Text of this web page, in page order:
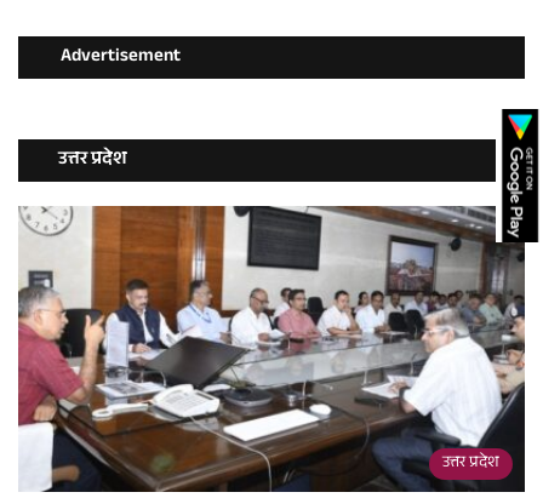
Advertisement
उत्तर प्रदेश
उत्तर प्रदेश